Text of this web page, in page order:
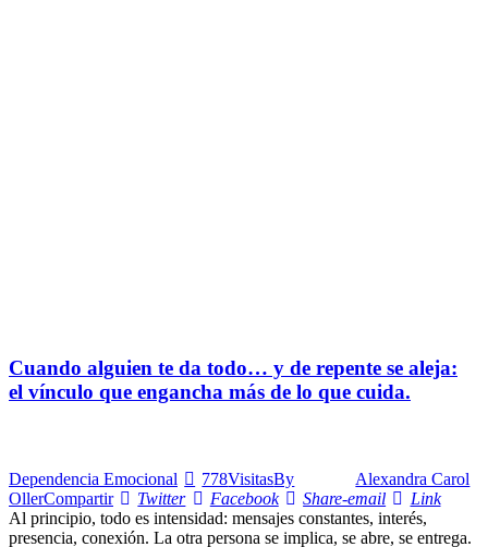
Cuando alguien te da todo… y de repente se aleja:
el vínculo que engancha más de lo que cuida.
Dependencia Emocional 778VisitasBy
Alexandra Carol
OllerCompartir Twitter Facebook Share-email
Link
Al principio, todo es intensidad: mensajes constantes, interés,
presencia, conexión. La otra persona se implica, se abre, se entrega.